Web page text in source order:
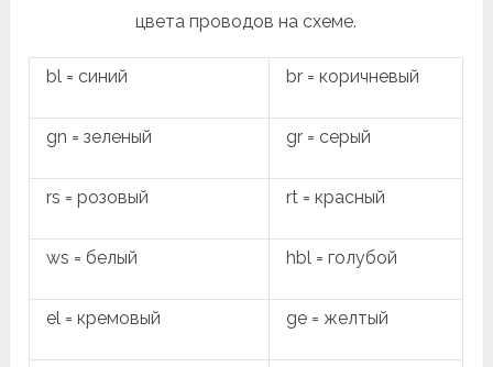
цвета проводов на схеме.
bl = синий br = коричневый
gn = зеленый gr = серый
rs = розовый rt = красный
ws = белый hbl = голубой
el = кремовый ge = желтый